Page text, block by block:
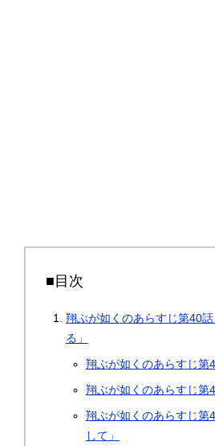
■目次
翔ぶが如くのあらすじ第40
る」
翔ぶが如くのあらすじ第
翔ぶが如くのあらすじ第
翔ぶが如くのあらすじ第
して」